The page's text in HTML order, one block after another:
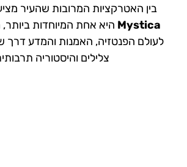
בין האטרקציות המרובות שהעיר
Mystica היא אחת המיוחדות
לעולם הפנטזיה, האמנות והמדע דרך
צלילים והיסטוריה